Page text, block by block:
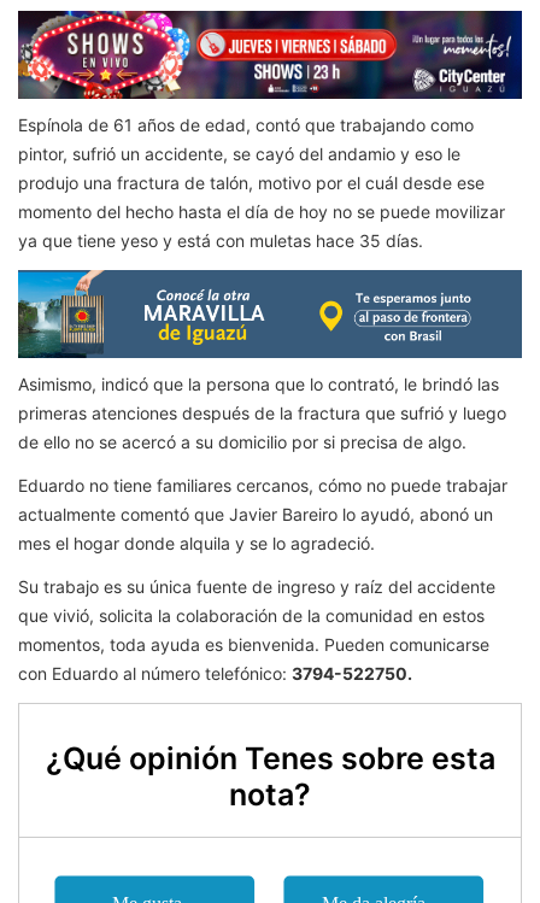
Espínola de 61 años de edad, contó que trabajando como
pintor, sufrió un accidente, se cayó del andamio y eso le
produjo una fractura de talón, motivo por el cuál desde ese
momento del hecho hasta el día de hoy no se puede movilizar
ya que tiene yeso y está con muletas hace 35 días.
Asimismo, indicó que la persona que lo contrató, le brindó las
primeras atenciones después de la fractura que sufrió y luego
de ello no se acercó a su domicilio por si precisa de algo.
Eduardo no tiene familiares cercanos, cómo no puede trabajar
actualmente comentó que Javier Bareiro lo ayudó, abonó un
mes el hogar donde alquila y se lo agradeció.
Su trabajo es su única fuente de ingreso y raíz del accidente
que vivió, solicita la colaboración de la comunidad en estos
momentos, toda ayuda es bienvenida. Pueden comunicarse
con Eduardo al número telefónico: 3794-522750.
¿Qué opinión Tenes sobre esta
nota?